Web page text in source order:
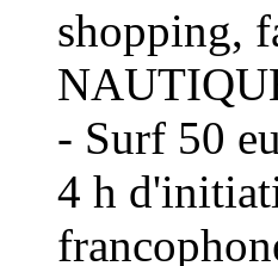
shopping,
- Surf 50
4 h